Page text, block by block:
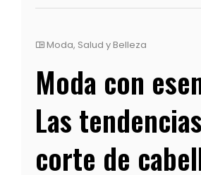
Moda, Salud y Belleza
Moda con
Las
corte de